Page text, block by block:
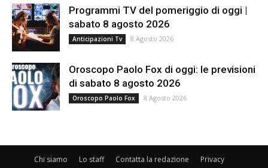
Programmi TV del pomeriggio di oggi |
sabato 8 agosto 2026
Anticipazioni Tv 8 Agosto 2026
Oroscopo Paolo Fox di oggi: le previsioni
di sabato 8 agosto 2026
Oroscopo Paolo Fox 8 Agosto 2026
Chi siamo Lo staff Contatta la redazione
Privacy